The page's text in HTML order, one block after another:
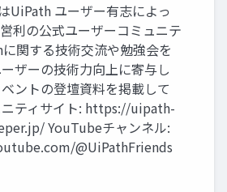
UiPath ユーザー有志によっ
利の公式ユーザーコミュニテ
関する技術交流や勉強会を
ザーの技術力向上に寄与し
ントの登壇資料を掲載して
ニティサイト: https://uipath-
YouTubeチャンネル:
@UiPathFriends